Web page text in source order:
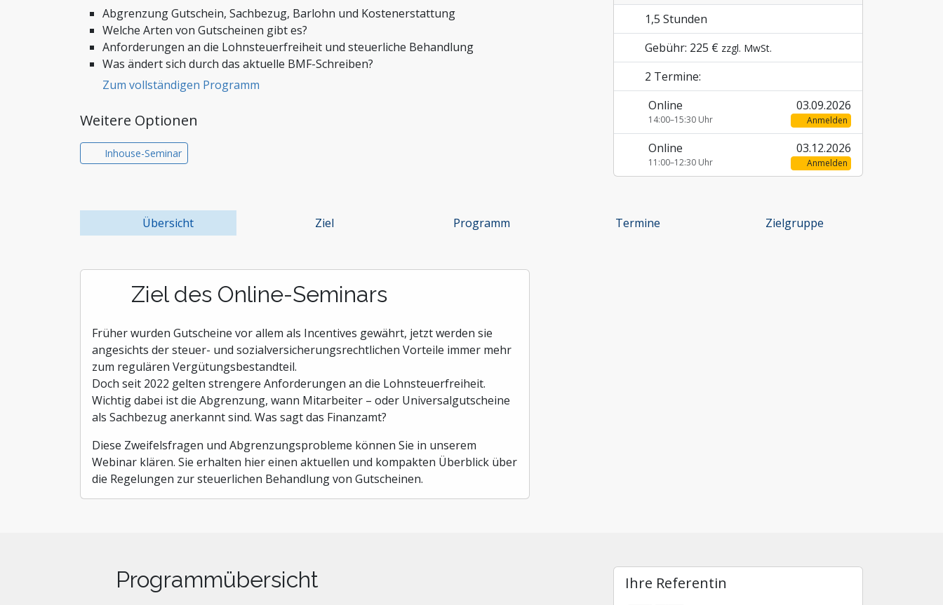
Stiftungen und Non-Profit Organisationen
Zoll und Außenhandel
Abgrenzung Gutschein, Sachbezug, Barlohn und Kostenerstattung
Welche Arten von Gutscheinen gibt es?
Anforderungen an die Lohnsteuerfreiheit und steuerliche Behandlung
Was ändert sich durch das aktuelle BMF-Schreiben?
Zum vollständigen Programm
Weitere Optionen
Inhouse-Seminar
1,5 Stunden
Gebühr: 225 € zzgl. MwSt.
2 Termine:
Online
14:00–15:30 Uhr
03.09.2026
Anmelden
Online
11:00–12:30 Uhr
03.12.2026
Anmelden
Übersicht Ziel Programm Termine Zielgruppe
Ziel des Online-Seminars
Früher wurden Gutscheine vor allem als Incentives gewährt, jetzt werden sie
angesichts der steuer- und sozialversicherungsrechtlichen Vorteile immer mehr
zum regulären Vergütungsbestandteil.
Doch seit 2022 gelten strengere Anforderungen an die Lohnsteuerfreiheit.
Wichtig dabei ist die Abgrenzung, wann Mitarbeiter – oder Universalgutscheine
als Sachbezug anerkannt sind. Was sagt das Finanzamt?
Diese Zweifelsfragen und Abgrenzungsprobleme können Sie in unserem
Webinar klären. Sie erhalten hier einen aktuellen und kompakten Überblick über
die Regelungen zur steuerlichen Behandlung von Gutscheinen.
Programmübersicht Ihre Referentin